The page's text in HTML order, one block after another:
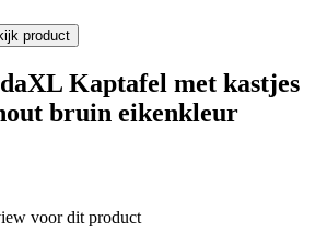
product
Kaptafel met kastjes
bruin eikenkleur
voor dit product